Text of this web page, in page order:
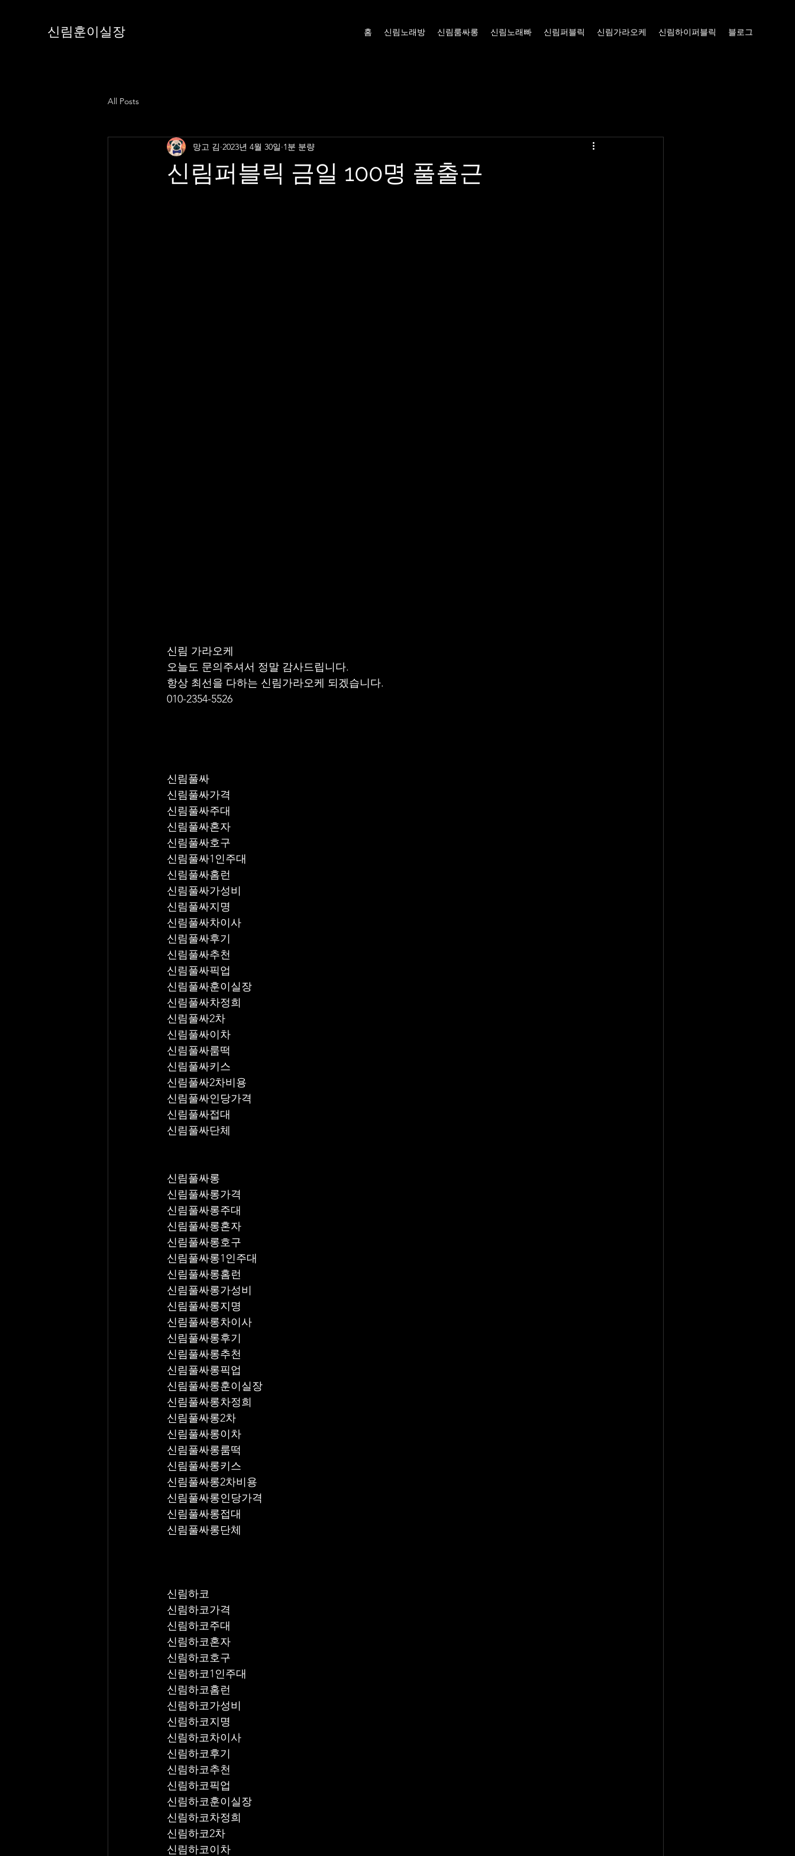
신림훈이실장 홈 신림노래방 신림룸싸롱 신림노래빠 신림퍼블릭 신림가라오케 신림하이퍼블릭 블로그
All Posts
신림퍼블릭 금일 100명 풀출근
망고 김 2023년 4월 30일 1분 분량
신림 가라오케
오늘도 문의주셔서 정말 감사드립니다.
항상 최선을 다하는 신림가라오케 되겠습니다.
010-2354-5526
신림풀싸
신림풀싸가격
신림풀싸주대
신림풀싸혼자
신림풀싸호구
신림풀싸1인주대
신림풀싸홈런
신림풀싸가성비
신림풀싸지명
신림풀싸차이사
신림풀싸후기
신림풀싸추천
신림풀싸훈이실장
신림풀싸차정희
신림풀싸2차
신림풀싸이차
신림풀싸룸떡
신림풀싸키스
신림풀싸2차비용
신림풀싸인당가격
신림풀싸접대
신림풀싸단체
신림풀싸롱
신림풀싸롱가격
신림풀싸롱주대
신림풀싸롱혼자
신림풀싸롱호구
신림풀싸롱1인주대
신림풀싸롱홈런
신림풀싸롱가성비
신림풀싸롱지명
신림풀싸롱차이사
신림풀싸롱후기
신림풀싸롱추천
신림풀싸롱훈이실장
신림풀싸롱차정희
신림풀싸롱2차
신림풀싸롱이차
신림풀싸롱룸떡
신림풀싸롱키스
신림풀싸롱2차비용
신림풀싸롱인당가격
신림풀싸롱접대
신림풀싸롱단체
신림하코
신림하코가격
신림하코주대
신림하코혼자
신림하코호구
신림하코1인주대
신림하코홈런
신림하코가성비
신림하코지명
신림하코차이사
신림하코후기
신림하코추천
신림하코훈이실장
신림하코차정희
신림하코2차
신림하코이차